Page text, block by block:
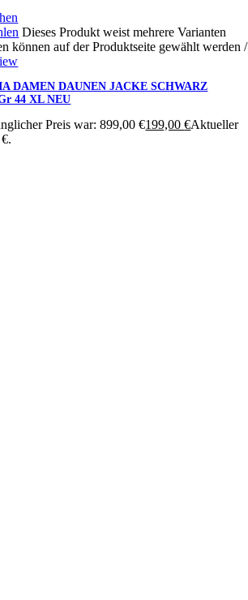
Dieses Produkt weist mehrere Varianten
können auf der Produktseite gewählt werden/
DAMEN DAUNEN JACKE SCHWARZ
44 XL NEU
Preis war: 899,00 €199,00€Aktueller